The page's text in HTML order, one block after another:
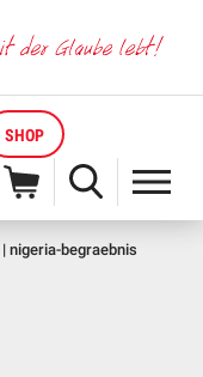
SHOP
| nigeria-begraebnis